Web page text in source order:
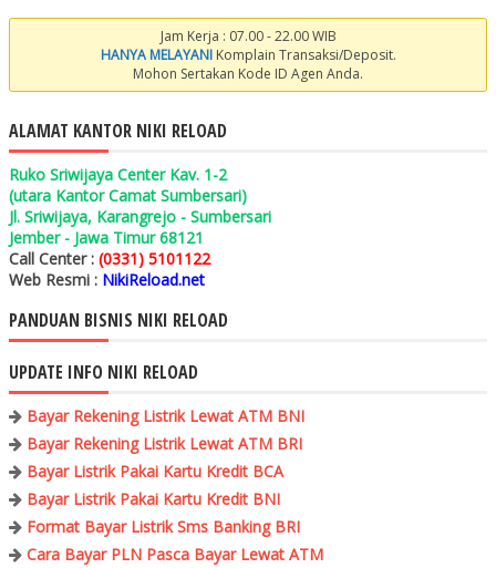
Jam Kerja : 07.00 - 22.00 WIB
HANYA MELAYANIKomplain Transaksi/Deposit.
Mohon Sertakan Kode ID Agen Anda.
ALAMAT KANTOR NIKI RELOAD
Ruko Sriwijaya Center Kav. 1-2
(utara Kantor Camat Sumbersari)
Jl. Sriwijaya, Karangrejo - Sumbersari
Jember - Jawa Timur 68121
Call Center : (0331) 5101122
Web Resmi : NikiReload.net
PANDUAN BISNIS NIKI RELOAD
UPDATE INFO NIKI RELOAD
Bayar Rekening Listrik Lewat ATM BNI
Bayar Rekening Listrik Lewat ATM BRI
Bayar Listrik Pakai Kartu Kredit BCA
Bayar Listrik Pakai Kartu Kredit BNI
Format Bayar Listrik Sms Banking BRI
Cara Bayar PLN Pasca Bayar Lewat ATM